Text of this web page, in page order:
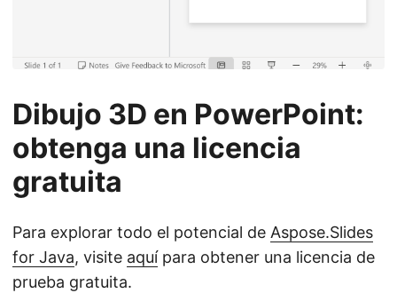
Dibujo 3D en PowerPoint:
obtenga una licencia
gratuita
Para explorar todo el potencial de Aspose.Slides
for Java, visite aquípara obtener una licencia de
prueba gratuita.